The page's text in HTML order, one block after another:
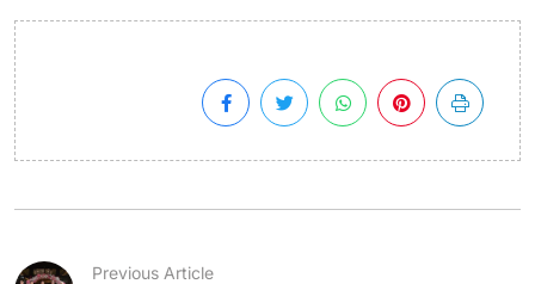
Previous Article